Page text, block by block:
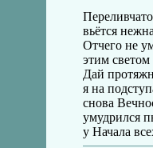
вьётся
Отчего не
этим светом
Дай
я на
снова
умудрился
у Начала